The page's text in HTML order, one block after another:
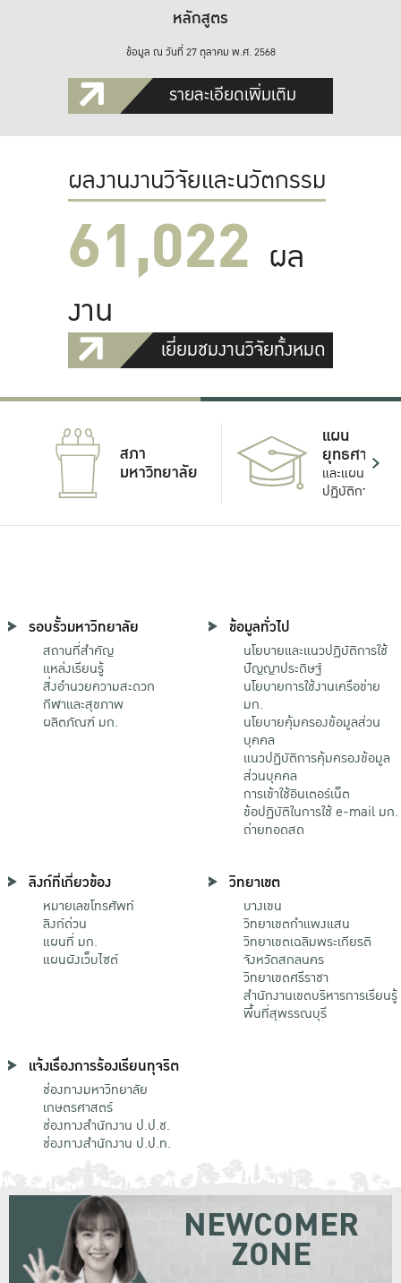
หลักสูตร
ข้อมูล ณ วันที่ 27 ตุลาคม พ.ศ. 2568
รายละเอียดเพิ่มเติม
ผลงานงานวิจัยและนวัตกรรม
61,022 ผล
งาน
เยี่ยมชมงานวิจัยทั้งหมด
สภา
มหาวิทยาลัย
แผน
ยุทธศาสตร์
และแผน
ปฏิบัติการ
รอบรั้วมหาวิทยาลัย
สถานที่สำคัญ
แหล่งเรียนรู้
สิ่งอำนวยความสะดวก
กีฬาและสุขภาพ
ผลิตภัณฑ์ มก.
ข้อมูลทั่วไป
นโยบายและแนวปฏิบัติการใช้
ปัญญาประดิษฐ์
นโยบายการใช้งานเครือข่าย
มก.
นโยบายคุ้มครองข้อมูลส่วน
บุคคล
แนวปฏิบัติการคุ้มครองข้อมูล
ส่วนบุคคล
การเข้าใช้อินเตอร์เน็ต
ข้อปฏิบัติในการใช้ e-mail มก.
ถ่ายทอดสด
ลิงก์ที่เกี่ยวข้อง
หมายเลขโทรศัพท์
ลิงก์ด่วน
แผนที่ มก.
แผนผังเว็บไซต์
วิทยาเขต
บางเขน
วิทยาเขตกําแพงแสน
วิทยาเขตเฉลิมพระเกียรติ
จังหวัดสกลนคร
วิทยาเขตศรีราชา
สำนักงานเขตบริหารการเรียนรู้
พื้นที่สุพรรณบุรี
แจ้งเรื่องการร้องเรียนทุจริต
ช่องทางมหาวิทยาลัย
เกษตรศาสตร์
ช่องทางสำนักงาน ป.ป.ช.
ช่องทางสำนักงาน ป.ป.ท.
NEWCOMER
ZONE